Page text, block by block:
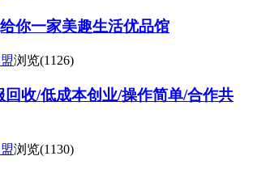
你一家美趣生活优品馆
浏览(1126)
回收/低成本创业/操作简单/合作共
浏览(1130)